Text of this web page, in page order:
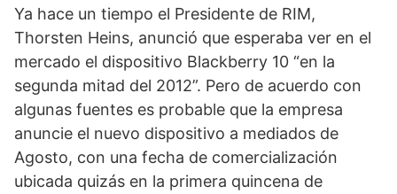
Ya hace un tiempo el Presidente de RIM,
Thorsten Heins, anunció que esperaba ver en el
mercado el dispositivo Blackberry 10 “en la
segunda mitad del 2012”. Pero de acuerdo con
algunas fuentes es probable que la empresa
anuncie el nuevo dispositivo a mediados de
Agosto, con una fecha de comercialización
ubicada quizás en la primera quincena de